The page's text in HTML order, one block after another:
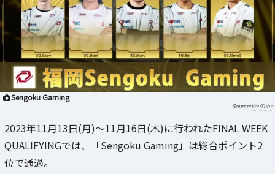
Sengoku Gaming
YouTube
2023年11月13日(月)～11月16日(木)に行われたFINAL WEEK
QUALIFYINGでは、「Sengoku Gaming」は総合ポイント2
位で通過。